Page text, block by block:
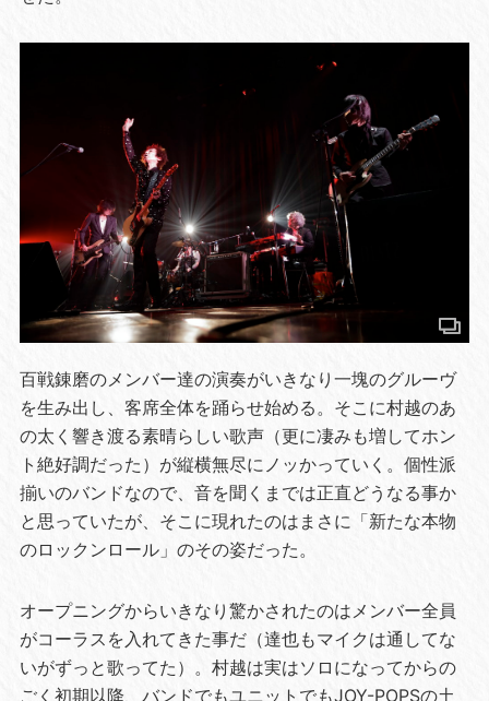
百戦錬磨のメンバー達の演奏がいきなり一塊のグルーヴ
を生み出し、客席全体を踊らせ始める。そこに村越のあ
の太く響き渡る素晴らしい歌声（更に凄みも増してホン
ト絶好調だった）が縦横無尽にノッかっていく。個性派
揃いのバンドなので、音を聞くまでは正直どうなる事か
と思っていたが、そこに現れたのはまさに「新たな本物
のロックンロール」のその姿だった。
オープニングからいきなり驚かされたのはメンバー全員
がコーラスを入れてきた事だ（達也もマイクは通してな
いがずっと歌ってた）。村越は実はソロになってからの
ごく初期以降、バンドでもユニットでもJOY-POPSの土